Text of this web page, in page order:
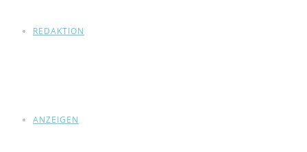
REDAKTION
ANZEIGEN